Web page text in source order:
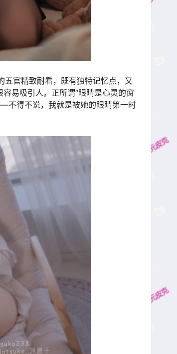
官精致耐看，既有独特记忆点，又
易吸引人。正所谓“眼睛是心灵的窗
不得不说，我就是被她的眼睛第一时